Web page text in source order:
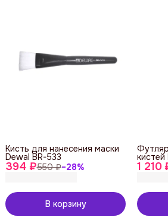
394 ₽550 ₽−28%
Кисть для нанесения маски
Dewal BR-533
В корзину
1 210